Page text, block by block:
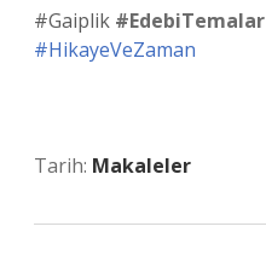
#Gaiplik #EdebiTemalar
#HikayeVeZaman
Tarih: Makaleler